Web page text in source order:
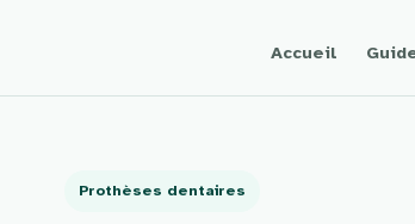
Accueil
Prothèses dentaires